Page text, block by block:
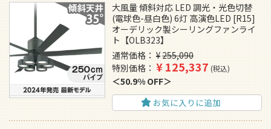
大風量 傾斜対応 LED 調光・光色切替
(電球色-昼白色) 6灯 高演色LED [R15]
オーデリック製シーリングファンライ
ト【OLB323】
通常価格
¥255,090
特別価格
¥125,337 税込
50.9% OFF
お気に入りに追加